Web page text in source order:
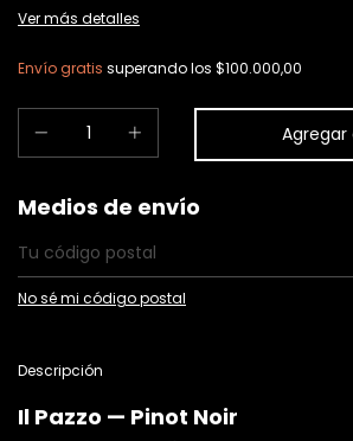
Ver más detalles
Envío gratis superando los $100.000,00
Entregas para el CP:
Medios de envío
No sé mi código postal
Descripción
Il Pazzo — Pinot Noir